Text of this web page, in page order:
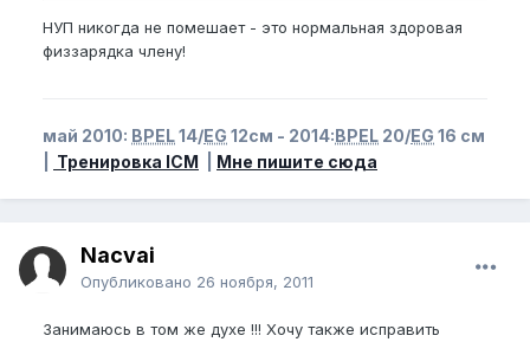
НУП никогда не помешает - это нормальная здоровая
физзарядка члену!
май 2010: BPEL14/EG 12см - 2014:BPEL 20/EG 16 см
Тренировка ICM Мне пишите сюда
Nacvai
Опубликовано 26 ноября, 2011
Занимаюсь в том же духе !!! Хочу также исправить